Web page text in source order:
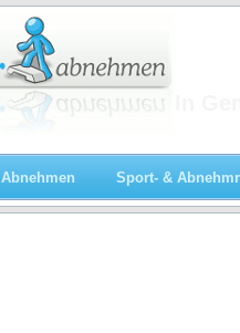
Abnehmen Sport- &